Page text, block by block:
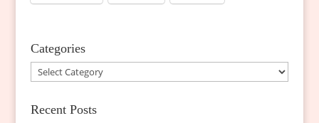
Categories
Categories
Recent Posts